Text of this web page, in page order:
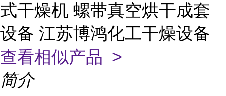
式干燥机 螺带真空烘干成套
设备 江苏博鸿化工干燥设备
查看相似产品 >
简介